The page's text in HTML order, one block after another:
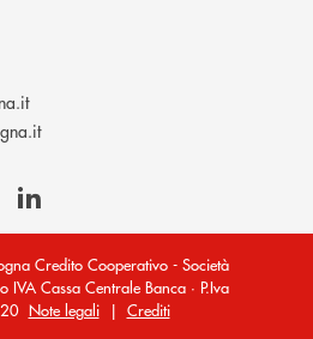
(si apre l’app di posta elettronica)
(si apre l’app di posta
Credito Cooperativo - Società
Cassa Centrale Banca · P.Iva
Note legali| Crediti